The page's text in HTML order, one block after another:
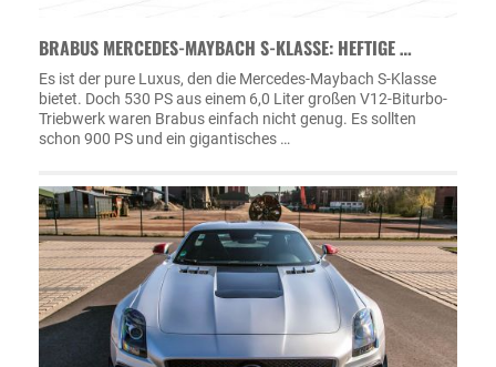
BRABUS MERCEDES-MAYBACH S-KLASSE: HEFTIGE …
Es ist der pure Luxus, den die Mercedes-Maybach S-Klasse
bietet. Doch 530 PS aus einem 6,0 Liter großen V12-Biturbo-
Triebwerk waren Brabus einfach nicht genug. Es sollten
schon 900 PS und ein gigantisches …